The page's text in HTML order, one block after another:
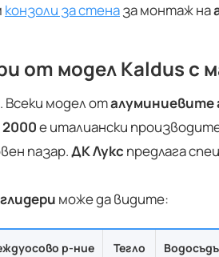
конзоли за стеназа монтаж на
от модел Kaldus с
модел оталуминиевите
е италиански
пазар.ДК Лукс предлага
може да видите:
р-ние Тегло